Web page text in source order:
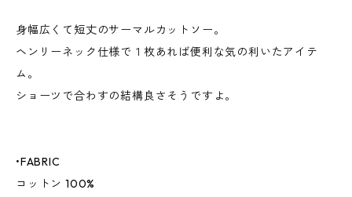
身幅広くて短丈のサーマルカットソー。
ヘンリーネック仕様で１枚あれば便利な気の利いたアイテ
ム。
ショーツで合わすの結構良さそうですよ。
•FABRIC
コットン 100%